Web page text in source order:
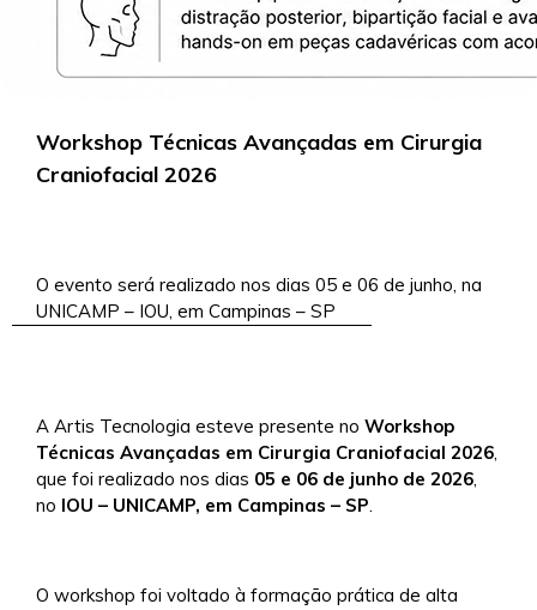
Workshop Técnicas Avançadas em Cirurgia
Craniofacial 2026
O evento será realizado nos dias 05 e 06 de junho, na
UNICAMP – IOU, em Campinas – SP
A Artis Tecnologia esteve presente no Workshop
Técnicas Avançadas em Cirurgia Craniofacial 2026,
que foi realizado nos dias 05 e 06 de junho de 2026,
no IOU – UNICAMP, em Campinas – SP.
O workshop foi voltado à formação prática de alta